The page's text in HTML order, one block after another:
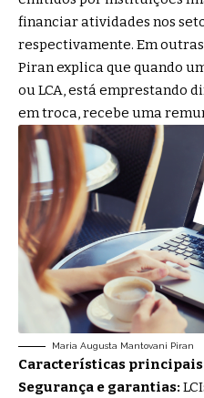
financiar atividades nos
respectivamente. Em
Piran explica que quando
ou LCA, está emprestando
em troca, recebe uma
Maria Augusta Mantovani Piran
Características principais
Segurança e garantias: